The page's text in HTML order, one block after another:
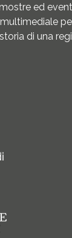
ed
di una